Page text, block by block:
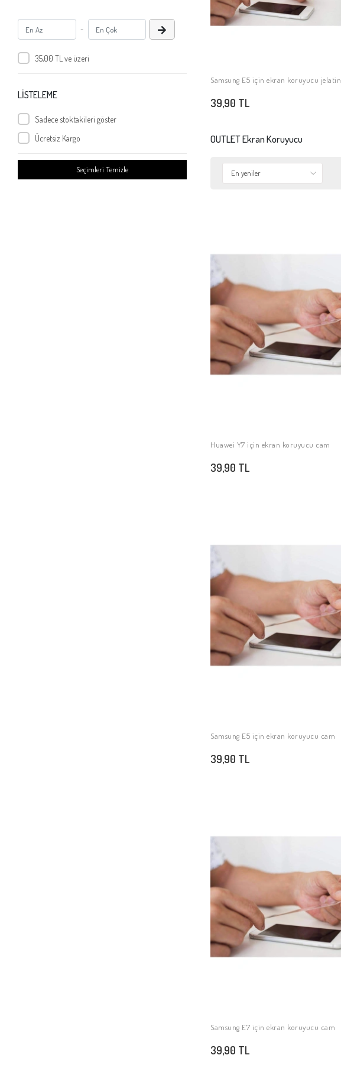
-
35,00 TL ve üzeri
LİSTELEME
Sadece stoktakileri göster
Ücretsiz Kargo
Seçimleri Temizle
SEPETE EKLE
Samsung E5 için ekran koruyucu jelatin
39,90 TL
OUTLET Ekran Koruyucu
SEPETE EKLE
Huawei Y7 için ekran koruyucu cam
39,90 TL
SEPETE EKLE
Samsung E5 için ekran koruyucu cam
39,90 TL
SEPETE EKLE
Samsung E7 için ekran koruyucu cam
39,90 TL